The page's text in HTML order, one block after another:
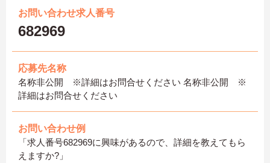
お問い合わせ求人番号
682969
応募先名称
名称非公開 ※詳細はお問合せください 名称非公開 ※
詳細はお問合せください
お問い合わせ例
「求人番号682969に興味があるので、詳細を教えてもら
えますか?」